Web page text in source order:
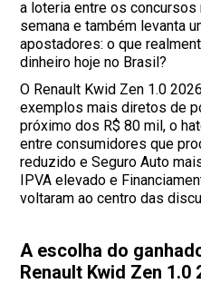
a loteria entre os
semana e também levanta
apostadores: o que
dinheiro hoje no Brasil?
O Renault Kwid Zen 1.0
exemplos mais diretos de
próximo dos R$ 80 mil, o
entre consumidores que
reduzido e Seguro Auto
IPVA elevado e
voltaram ao centro das
A escolha do
Renault Kwid Zen 1.0